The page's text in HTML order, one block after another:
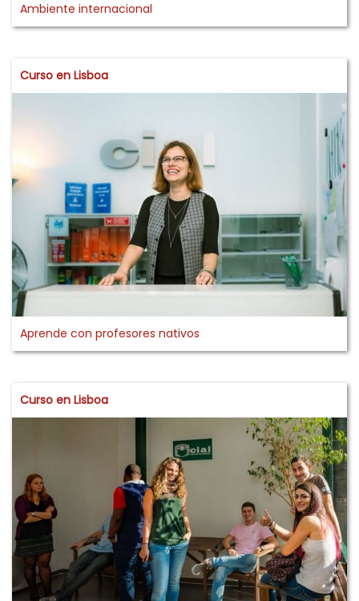
Ambiente internacional
Curso en Lisboa
Aprende con profesores nativos
Curso en Lisboa